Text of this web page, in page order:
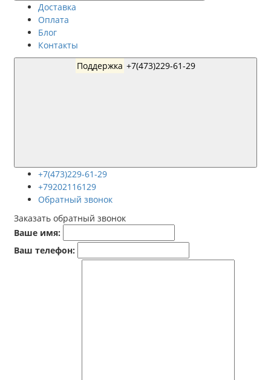
Доставка
Оплата
Блог
Контакты
Поддержка
+7(473)229-61-29
+79202116129
Обратный звонок
Заказать обратный звонок
Ваше имя:
Ваш телефон: